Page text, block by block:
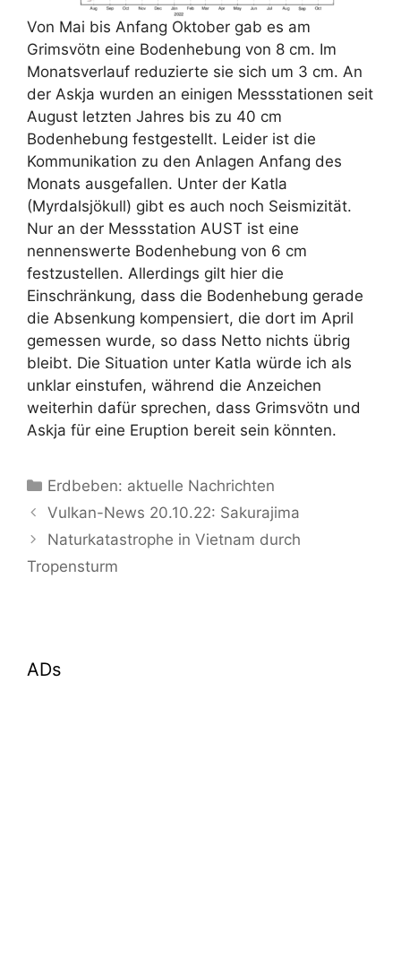
Von Mai bis Anfang Oktober gab es am
Grimsvötn eine Bodenhebung von 8 cm. Im
Monatsverlauf reduzierte sie sich um 3 cm. An
der Askja wurden an einigen Messstationen seit
August letzten Jahres bis zu 40 cm
Bodenhebung festgestellt. Leider ist die
Kommunikation zu den Anlagen Anfang des
Monats ausgefallen. Unter der Katla
(Myrdalsjökull) gibt es auch noch Seismizität.
Nur an der Messstation AUST ist eine
nennenswerte Bodenhebung von 6 cm
festzustellen. Allerdings gilt hier die
Einschränkung, dass die Bodenhebung gerade
die Absenkung kompensiert, die dort im April
gemessen wurde, so dass Netto nichts übrig
bleibt. Die Situation unter Katla würde ich als
unklar einstufen, während die Anzeichen
weiterhin dafür sprechen, dass Grimsvötn und
Askja für eine Eruption bereit sein könnten.
Kategorien
Erdbeben: aktuelle Nachrichten
Vulkan-News 20.10.22: Sakurajima
Naturkatastrophe in Vietnam durch
Tropensturm
ADs